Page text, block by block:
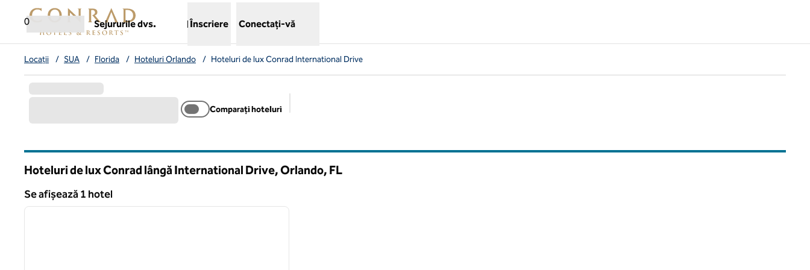
Salt la conținut
0
Sejururile dvs.
,deschide o filă nouă
Înscriere Conectați-vă
Locații / SUA / Florida / Hoteluri Orlando / Hoteluri de lux Conrad International Drive
Comparați hoteluri
Hoteluri de lux Conrad lângă International Drive, Orlando, FL
Se afișează 1 hotel
Se afișează 1 hotel
1 din 9
imaginea următoare